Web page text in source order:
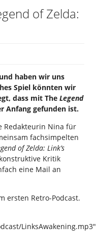
of Zelda:
haben wir uns
Spiel könnten wir
dass mit The Legend
Anfang gefunden ist.
Redakteurin Nina für
fachsimpelten
of Zelda: Link’s
Kritik
eine Mail an
ersten Retro-Podcast.
LinksAwakening.mp3″